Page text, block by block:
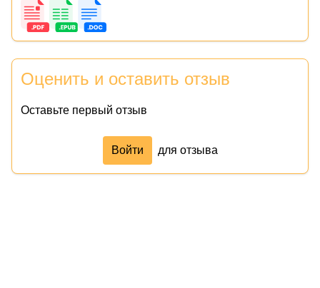
Оценить и оставить отзыв
Оставьте первый отзыв
Войти для отзыва